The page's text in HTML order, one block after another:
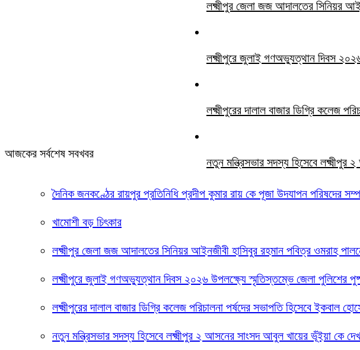
লক্ষ্মীপুর জেলা জজ আদালতের সিনিয়র
লক্ষ্মীপুরে জুলাই গণঅভ্যুত্থান দিবস
লক্ষ্মীপুরের দালাল বাজার ডিগ্রি কলেজ
নতুন মন্ত্রিসভার সদস্য হিসেবে
আজকের সর্বশেষ সবখবর
দৈনিক জনকণ্ঠের রায়পুর প্রতিনিধি প্রদীপ কুমার রায় কে পূজা উদযাপন পরিষদের
খামোশী বড় চিৎকার
লক্ষ্মীপুর জেলা জজ আদালতের সিনিয়র আইনজীবী হাসিবুর রহমান পবিত্র ওমরাহ
লক্ষ্মীপুরে জুলাই গণঅভ্যুত্থান দিবস ২০২৬ উপলক্ষ্যে স্মৃতিস্তম্ভে জেলা পুলিশের
লক্ষ্মীপুরের দালাল বাজার ডিগ্রি কলেজ পরিচালনা পর্ষদের সভাপতি হিসেবে ইকবাল
নতুন মন্ত্রিসভার সদস্য হিসেবে লক্ষ্মীপুর ২ আসনের সাংসদ আবুল খায়ের ভূঁইয়া কে